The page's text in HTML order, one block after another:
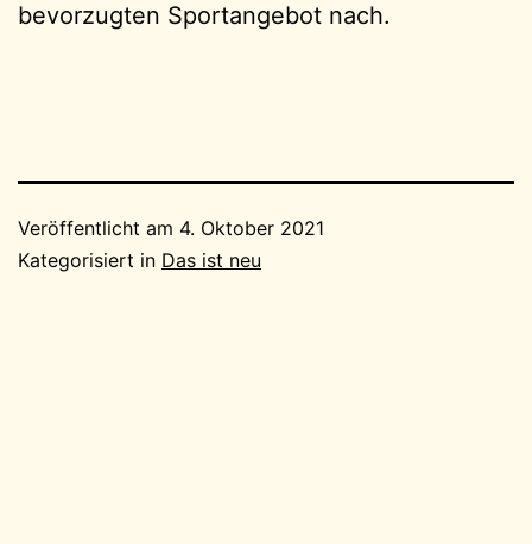
bevorzugten Sportangebot nach.
Veröffentlicht am 4. Oktober 2021
Kategorisiert in Das ist neu